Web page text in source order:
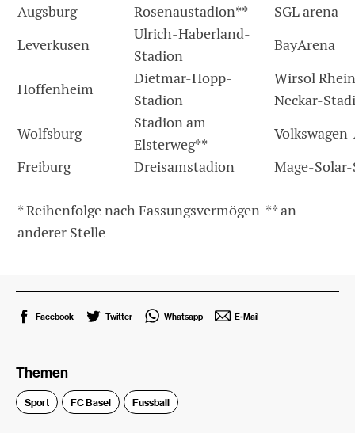
Augsburg
Rosenaustadion**
SGL arena
Leverkusen
Ulrich-Haberland-
Stadion
BayArena
Hoffenheim
Dietmar-Hopp-
Stadion
Wirsol
Neckar-
Wolfsburg
Stadion am
Elsterweg**
Freiburg
Dreisamstadion Mage-
* Reihenfolge nach Fassungsvermögen ** an
anderer Stelle
Facebook Twitter Whatsapp E-Mail
Themen
Sport FC Basel Fussball